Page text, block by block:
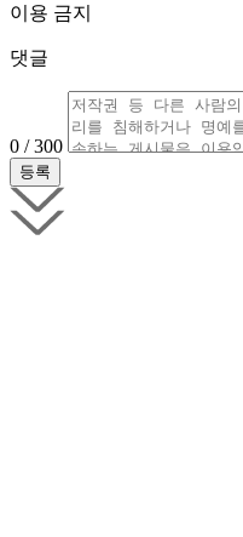
이용 금지
댓글
0 / 300